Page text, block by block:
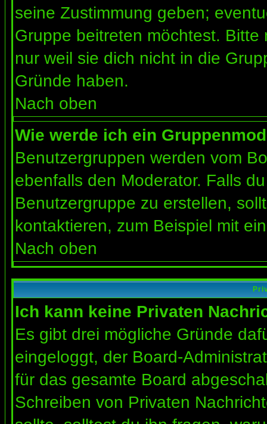
seine Zustimmung geben;
Gruppe beitreten möchtest.
nur weil sie dich nicht in die
Gründe haben.
Nach oben
Wie werde ich ein
Benutzergruppen werden vom
ebenfalls den Moderator. Falls
Benutzergruppe zu erstellen,
kontaktieren, zum Beispiel mit
Nach oben
Ich kann keine Privaten
Es gibt drei mögliche Gründe
eingeloggt, der Board-
für das gesamte Board
Schreiben von Privaten